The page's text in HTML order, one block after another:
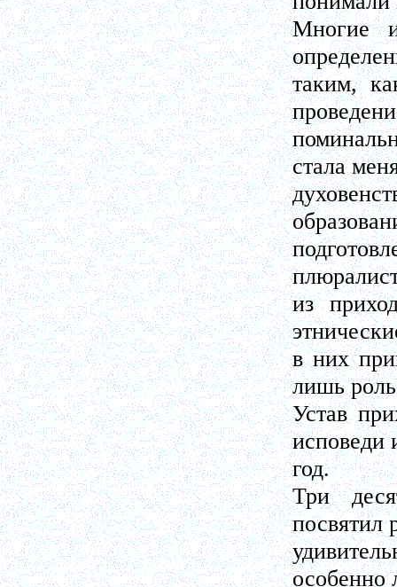
Многие
таким,
стала
из
в них
лишь
Устав
исповеди
год.
Три
посвятил
особенно